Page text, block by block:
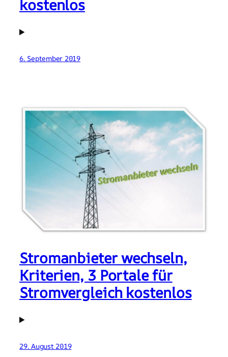
kostenlos
6. September 2019
Stromanbieter wechseln,
Kriterien, 3 Portale für
Stromvergleich kostenlos
29. August 2019